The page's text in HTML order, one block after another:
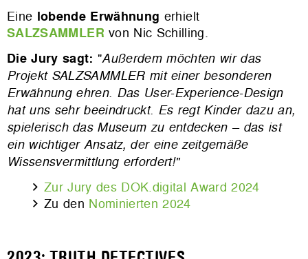
Eine lobende Erwähnung erhielt
SALZSAMMLER von Nic Schilling.
Die Jury sagt: "Außerdem möchten wir das
Projekt SALZSAMMLER mit einer besonderen
Erwähnung ehren. Das User-Experience-Design
hat uns sehr beeindruckt. Es regt Kinder dazu an,
spielerisch das Museum zu entdecken – das ist
ein wichtiger Ansatz, der eine zeitgemäße
Wissensvermittlung erfordert!"
Zur Jury des DOK.digital Award 2024
Zu den Nominierten 2024